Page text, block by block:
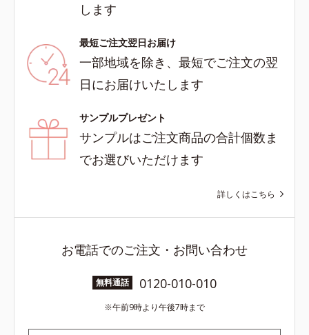
します
最短ご注文翌日お届け
一部地域を除き、最短でご注文の翌
日にお届けいたします
サンプルプレゼント
サンプルはご注文商品の合計個数ま
でお選びいただけます
詳しくはこちら
お電話でのご注文・お問い合わせ
無料通話 0120-010-010
午前9時より午後7時まで